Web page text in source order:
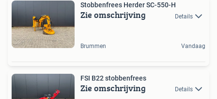
Stobbenfrees Herder SC-550-H
Zie omschrijving Details
Brummen Vandaag
FSI B22 stobbenfrees
Zie omschrijving Details